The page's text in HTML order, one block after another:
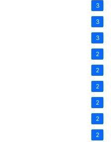
3
3
3
2
2
2
2
2
2